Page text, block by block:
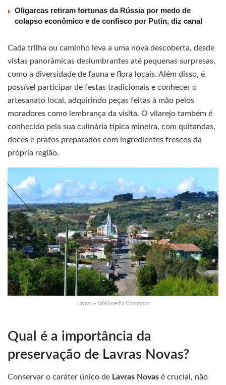
Oligarcas retiram fortunas da Rússia por medo de
colapso econômico e de confisco por Putin, diz canal
Cada trilha ou caminho leva a uma nova descoberta, desde
vistas panorâmicas deslumbrantes até pequenas surpresas,
como a diversidade de fauna e flora locais. Além disso, é
possível participar de festas tradicionais e conhecer o
artesanato local, adquirindo peças feitas à mão pelos
moradores como lembrança da visita. O vilarejo também é
conhecido pela sua culinária típica mineira, com quitandas,
doces e pratos preparados com ingredientes frescos da
própria região.
Lavras – Wikimedia Commons
Qual é a importância da
preservação de Lavras Novas?
Conservar o caráter único de Lavras Novas é crucial, não